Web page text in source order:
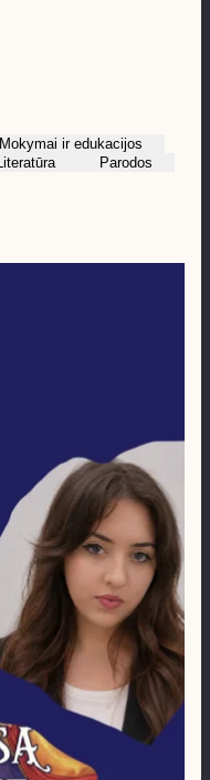
Mokymai ir edukacijos
Literatūra
Parodos